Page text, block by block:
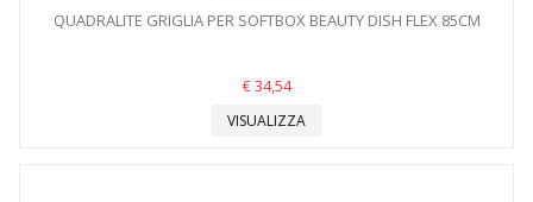
QUADRALITE GRIGLIA PER SOFTBOX BEAUTY DISH FLEX 85CM
€ 34,54
VISUALIZZA